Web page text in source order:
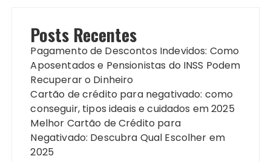
Posts Recentes
Pagamento de Descontos Indevidos: Como
Aposentados e Pensionistas do INSS Podem
Recuperar o Dinheiro
Cartão de crédito para negativado: como
conseguir, tipos ideais e cuidados em 2025
Melhor Cartão de Crédito para
Negativado: Descubra Qual Escolher em
2025